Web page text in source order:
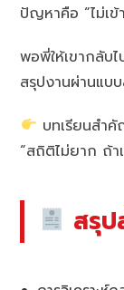
ปัญหาคือ “ไม่เข้
พอพี่ให้เขากลับ
สรุปงานผ่านแบ
บทเรียนสำ
“สถิติไม่ยาก ถ้า
สรุ